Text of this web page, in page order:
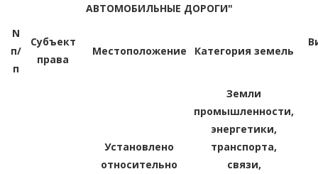
АВТОМОБИЛЬНЫЕ ДОРОГИ"
N
п/
п
Субъект
права
Местоположение Категория земель
Установлено
относительно
Земли
промышленности,
энергетики,
транспорта,
связи,